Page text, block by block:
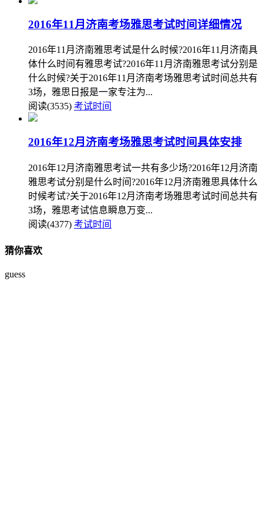
2016年11月济南考场雅思考试时间详细情况
2016年11月济南雅思考试是什么时候?2016年11月济南具
体什么时间有雅思考试?2016年11月济南雅思考试分别是
什么时候?关于2016年11月济南考场雅思考试时间总共有
3场，雅思日报是一家专注为...
阅读(3535) 考试时间
2016年12月济南考场雅思考试时间具体安排
2016年12月济南雅思考试一共有多少场?2016年12月济南
雅思考试分别是什么时间?2016年12月济南雅思具体什么
时候考试?关于2016年12月济南考场雅思考试时间总共有
3场，雅思考试信息瞬息万变...
阅读(4377) 考试时间
猜你喜欢
guess